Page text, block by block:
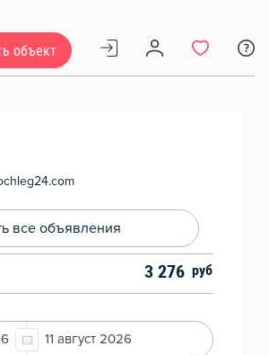
объект
все объявления
3 276
11 август 2026